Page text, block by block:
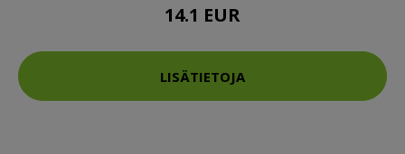
14.1 EUR
LISÄTIETOJA